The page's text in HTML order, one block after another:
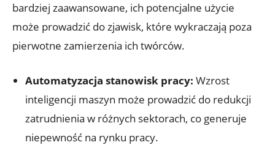
bardziej zaawansowane, ich potencjalne użycie
może prowadzić do ‍zjawisk, które‌ wykraczają poza
pierwotne⁣ zamierzenia ich twórców.
Automatyzacja stanowisk pracy: ⁢Wzrost
inteligencji maszyn może prowadzić do redukcji
zatrudnienia w różnych‌ sektorach, co generuje
‍niepewność ⁢na rynku pracy.